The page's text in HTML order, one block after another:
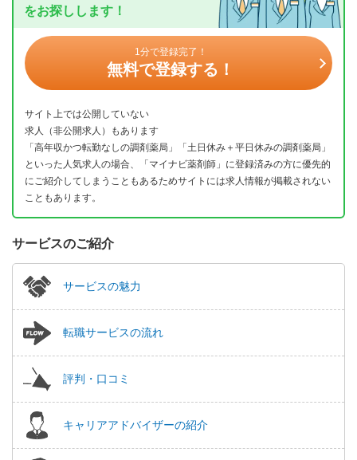
をお探しします！
1分で登録完了！
無料で登録する！
サイト上では公開していない
求人（非公開求人）もあります
「高年収かつ転勤なしの調剤薬局」「土日休み＋平日休みの調剤薬局」
といった人気求人の場合、「マイナビ薬剤師」に登録済みの方に優先的
にご紹介してしまうこともあるためサイトには求人情報が掲載されない
こともあります。
サービスのご紹介
サービスの魅力
転職サービスの流れ
評判・口コミ
キャリアアドバイザーの紹介